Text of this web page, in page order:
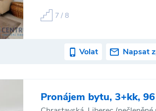
7 / 8
Volat Napsat
Pronájem bytu, 3+kk, 96